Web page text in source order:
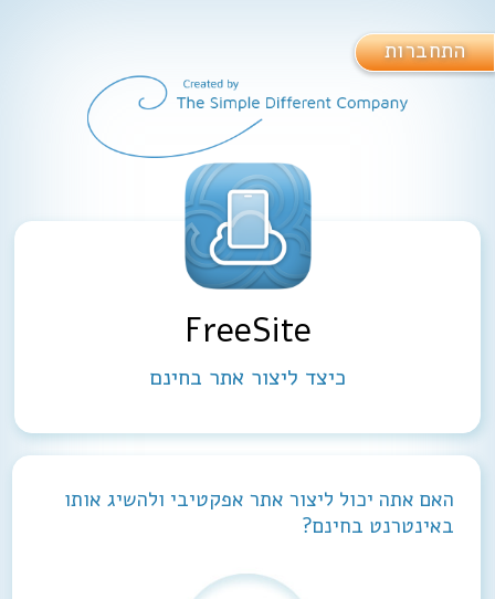
התחברות
FreeSite
כיצד ליצור אתר בחינם
האם אתה יכול ליצור אתר אפקטיבי ולהשיג אותו
באינטרנט בחינם?